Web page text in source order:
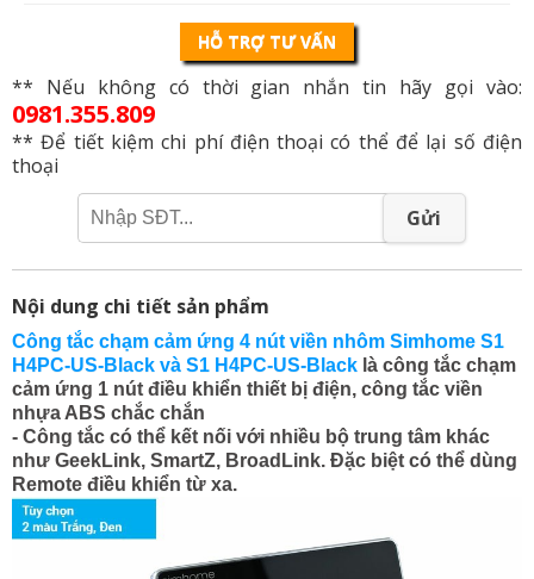
HỖ TRỢ TƯ VẤN
** Nếu không có thời gian nhắn tin hãy gọi vào:
0981.355.809
** Để tiết kiệm chi phí điện thoại có thể để lại số điện
thoại
Gửi
Nội dung chi tiết sản phẩm
Công tắc chạm cảm ứng 4 nút viền nhôm Simhome S1
H4PC-US-Black và S1 H4PC-US-Black là công tắc chạm
cảm ứng 1 nút điều khiển thiết bị điện, công tắc viền
nhựa ABS chắc chắn
- Công tắc có thể kết nối với nhiều bộ trung tâm khác
như GeekLink, SmartZ, BroadLink. Đặc biệt có thể dùng
Remote điều khiển từ xa.